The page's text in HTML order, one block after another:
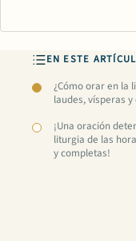
EN ESTE
¿Cómo orar en la
laudes, vísperas
¡Una oración
liturgia de las
y completas!